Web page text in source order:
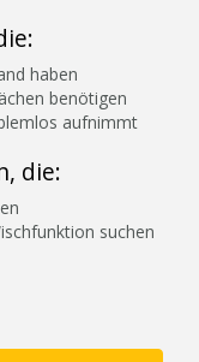
haben
benötigen
aufnimmt
die:
suchen